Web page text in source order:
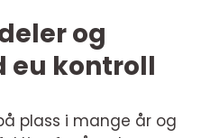
og
eu kontroll
plass i mange år og